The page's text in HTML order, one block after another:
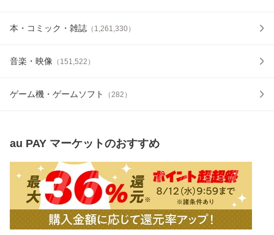
本・コミック・雑誌 （ 1,261,330）
音楽・映像 （ 151,522 ）
ゲーム機・ゲームソフト （282 ）
au PAY マーケットのおすすめ